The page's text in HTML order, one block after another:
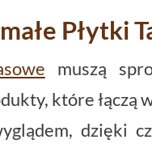
Płytki
muszą
które łączą
dzięki